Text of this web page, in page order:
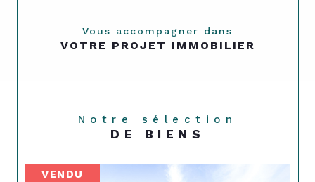
Vous accompagner dans
VOTRE PROJET IMMOBILIER
Notre sélection
DE BIENS
VENDU